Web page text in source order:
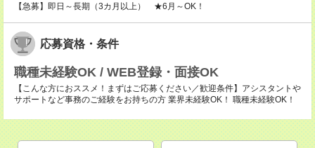
【急募】即日～長期（3カ月以上） ★6月～OK！
応募資格・条件
職種未経験OK / WEB登録・面接OK
【こんな方におススメ！まずはご応募ください／歓迎条件】アシスタントや
サポートなど事務のご経験をお持ちの方 業界未経験OK！ 職種未経験OK！